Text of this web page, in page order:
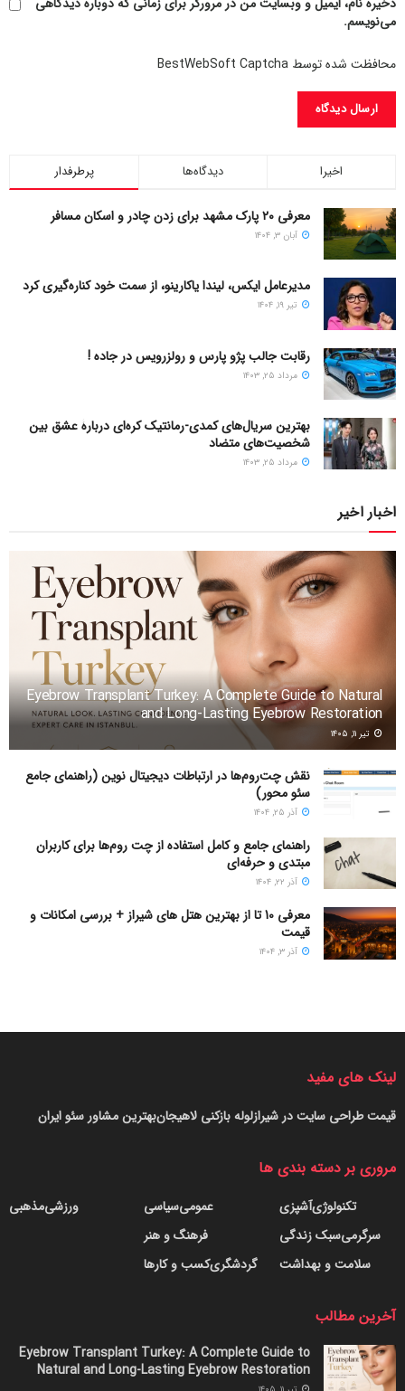
می‌نویسم.
محافظت شده توسط BestWebSoft Captcha
پرطرفدار دیدگاه‌ها اخیرا
معرفی ۲۰ پارک مشهد برای زدن چادر و اسکان مسافر
آبان ۳, ۱۴۰۴
مدیرعامل ایکس، لیندا یاکارینو، از سمت خود کناره‌گیری کرد
تیر ۱۹, ۱۴۰۴
رقابت جالب پژو پارس و رولزرویس در جاده !
مرداد ۲۵, ۱۴۰۳
بهترین سریال‌های کمدی-رمانتیک کره‌ای دربارۀ عشق بین
شخصیت‌های متضاد
مرداد ۲۵, ۱۴۰۳
اخبار اخیر
Eyebrow Transplant Turkey: A Complete Guide to Natural
and Long-Lasting Eyebrow Restoration
تیر ۱۱, ۱۴۰۵
نقش چت‌روم‌ها در ارتباطات دیجیتال نوین (راهنمای جامع
سئو محور)
آذر ۲۵, ۱۴۰۴
راهنمای جامع و کامل استفاده از چت روم‌ها برای کاربران
مبتدی و حرفه‌ای
آذر ۲۲, ۱۴۰۴
معرفی 10 تا از بهترین هتل های شیراز + بررسی امکانات و
قیمت
آذر ۳, ۱۴۰۴
لینک های مفید
بهترین مشاور سئو ایرانلوله بازکنی لاهیجانقیمت طراحی سایت در شیراز
مروری بر دسته بندی ها
آشپزیتکنولوژی
سبک زندگیسرگرمی
سلامت و بهداشت
سیاسیعمومی
فرهنگ و هنر
کسب و کارهاگردشگری
مذهبیورزشی
آخرین مطالب
Eyebrow Transplant Turkey: A Complete Guide to
Natural and Long-Lasting Eyebrow Restoration